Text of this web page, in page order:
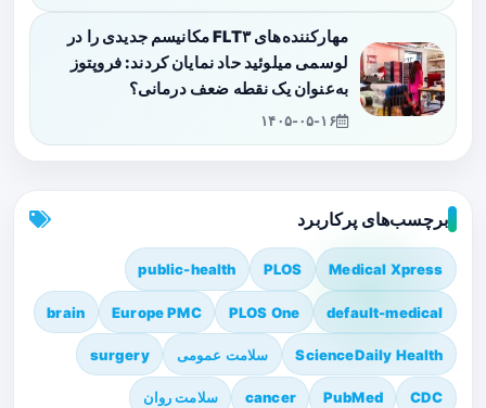
مهارکننده‌های FLT۳ مکانیسم جدیدی را در
لوسمی میلوئید حاد نمایان کردند: فروپتوز
به‌عنوان یک نقطه ضعف درمانی؟
۱۴۰۵-۰۵-۱۶
برچسب‌های پرکاربرد
Medical Xpress
PLOS
public-health
default-medical
PLOS One
Europe PMC
brain
ScienceDaily Health سلامت عمومی surgery
CDC
PubMed
cancer سلامت روان